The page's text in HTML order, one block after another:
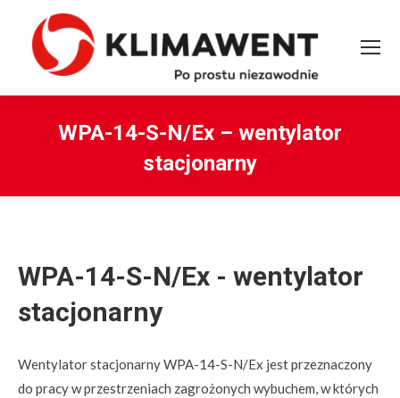
WPA-14-S-N/Ex – wentylator
stacjonarny
WPA-14-S-N/Ex - wentylator
stacjonarny
Wentylator stacjonarny WPA-14-S-N/Ex jest przeznaczony
do pracy w przestrzeniach zagrożonych wybuchem, w których